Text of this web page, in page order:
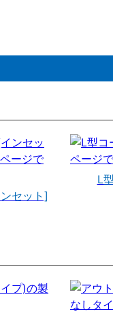
セット]
L